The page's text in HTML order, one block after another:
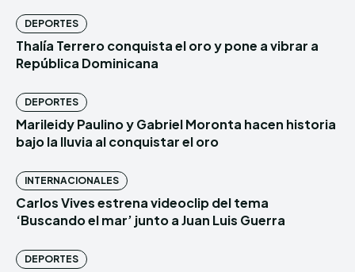
DEPORTES
Thalía Terrero conquista el oro y pone a vibrar a
República Dominicana
DEPORTES
Marileidy Paulino y Gabriel Moronta hacen historia
bajo la lluvia al conquistar el oro
INTERNACIONALES
Carlos Vives estrena videoclip del tema
‘Buscando el mar’ junto a Juan Luis Guerra
DEPORTES